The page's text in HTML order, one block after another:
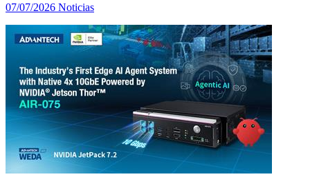
07/07/2026 Noticias